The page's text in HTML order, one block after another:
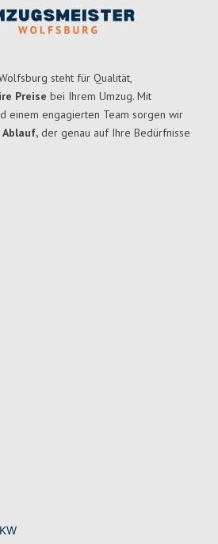
steht für Qualität,
Preise bei Ihrem Umzug. Mit
einem engagierten Team sorgen wir
der genau auf Ihre Bedürfnisse